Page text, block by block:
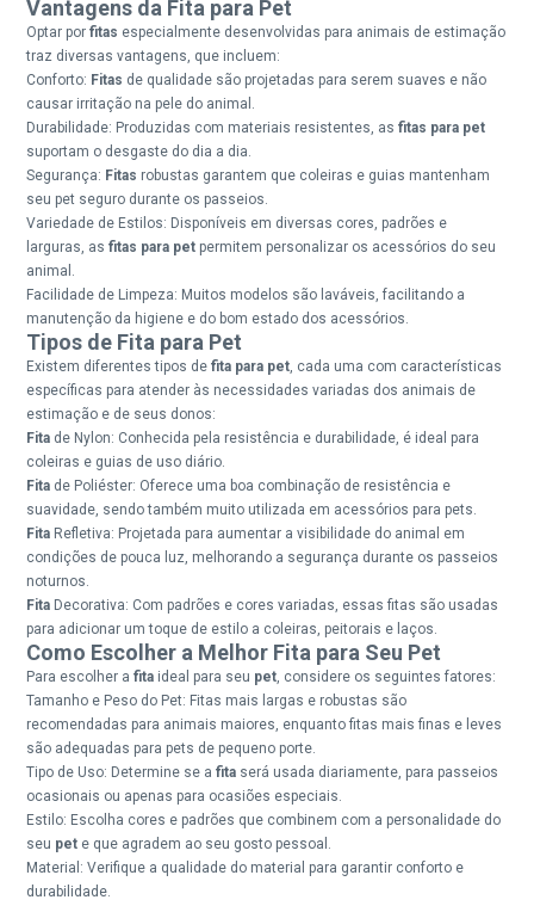
Vantagens da Fita para Pet
Optar porfitas especialmente desenvolvidas para animais de estimação
traz diversas vantagens, que incluem:
Conforto: Fitas de qualidade são projetadas para serem suaves e não
causar irritação na pele do animal.
Durabilidade: Produzidas com materiais resistentes, asfitas para pet
suportam o desgaste do dia a dia.
Segurança: Fitas robustas garantem que coleiras e guias mantenham
seu pet seguro durante os passeios.
Variedade de Estilos: Disponíveis em diversas cores, padrões e
larguras, asfitas para pet permitem personalizar os acessórios do seu
animal.
Facilidade de Limpeza: Muitos modelos são laváveis, facilitando a
manutenção da higiene e do bom estado dos acessórios.
Tipos de Fita para Pet
Existem diferentes tipos defita para pet, cada uma com características
específicas para atender às necessidades variadas dos animais de
estimação e de seus donos:
Fita de Nylon: Conhecida pela resistência e durabilidade, é ideal para
coleiras e guias de uso diário.
Fita de Poliéster: Oferece uma boa combinação de resistência e
suavidade, sendo também muito utilizada em acessórios para pets.
Fita Refletiva: Projetada para aumentar a visibilidade do animal em
condições de pouca luz, melhorando a segurança durante os passeios
noturnos.
Fita Decorativa: Com padrões e cores variadas, essas fitas são usadas
para adicionar um toque de estilo a coleiras, peitorais e laços.
Como Escolher a Melhor Fita para Seu Pet
Para escolher afita ideal para seu pet, considere os seguintes fatores:
Tamanho e Peso do Pet: Fitas mais largas e robustas são
recomendadas para animais maiores, enquanto fitas mais finas e leves
são adequadas para pets de pequeno porte.
Tipo de Uso: Determine se afita será usada diariamente, para passeios
ocasionais ou apenas para ocasiões especiais.
Estilo: Escolha cores e padrões que combinem com a personalidade do
seu pet e que agradem ao seu gosto pessoal.
Material: Verifique a qualidade do material para garantir conforto e
durabilidade.